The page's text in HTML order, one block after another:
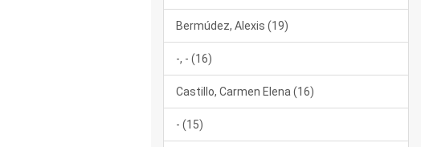
Bermúdez, Alexis (19)
-, - (16)
Castillo, Carmen Elena (16)
- (15)